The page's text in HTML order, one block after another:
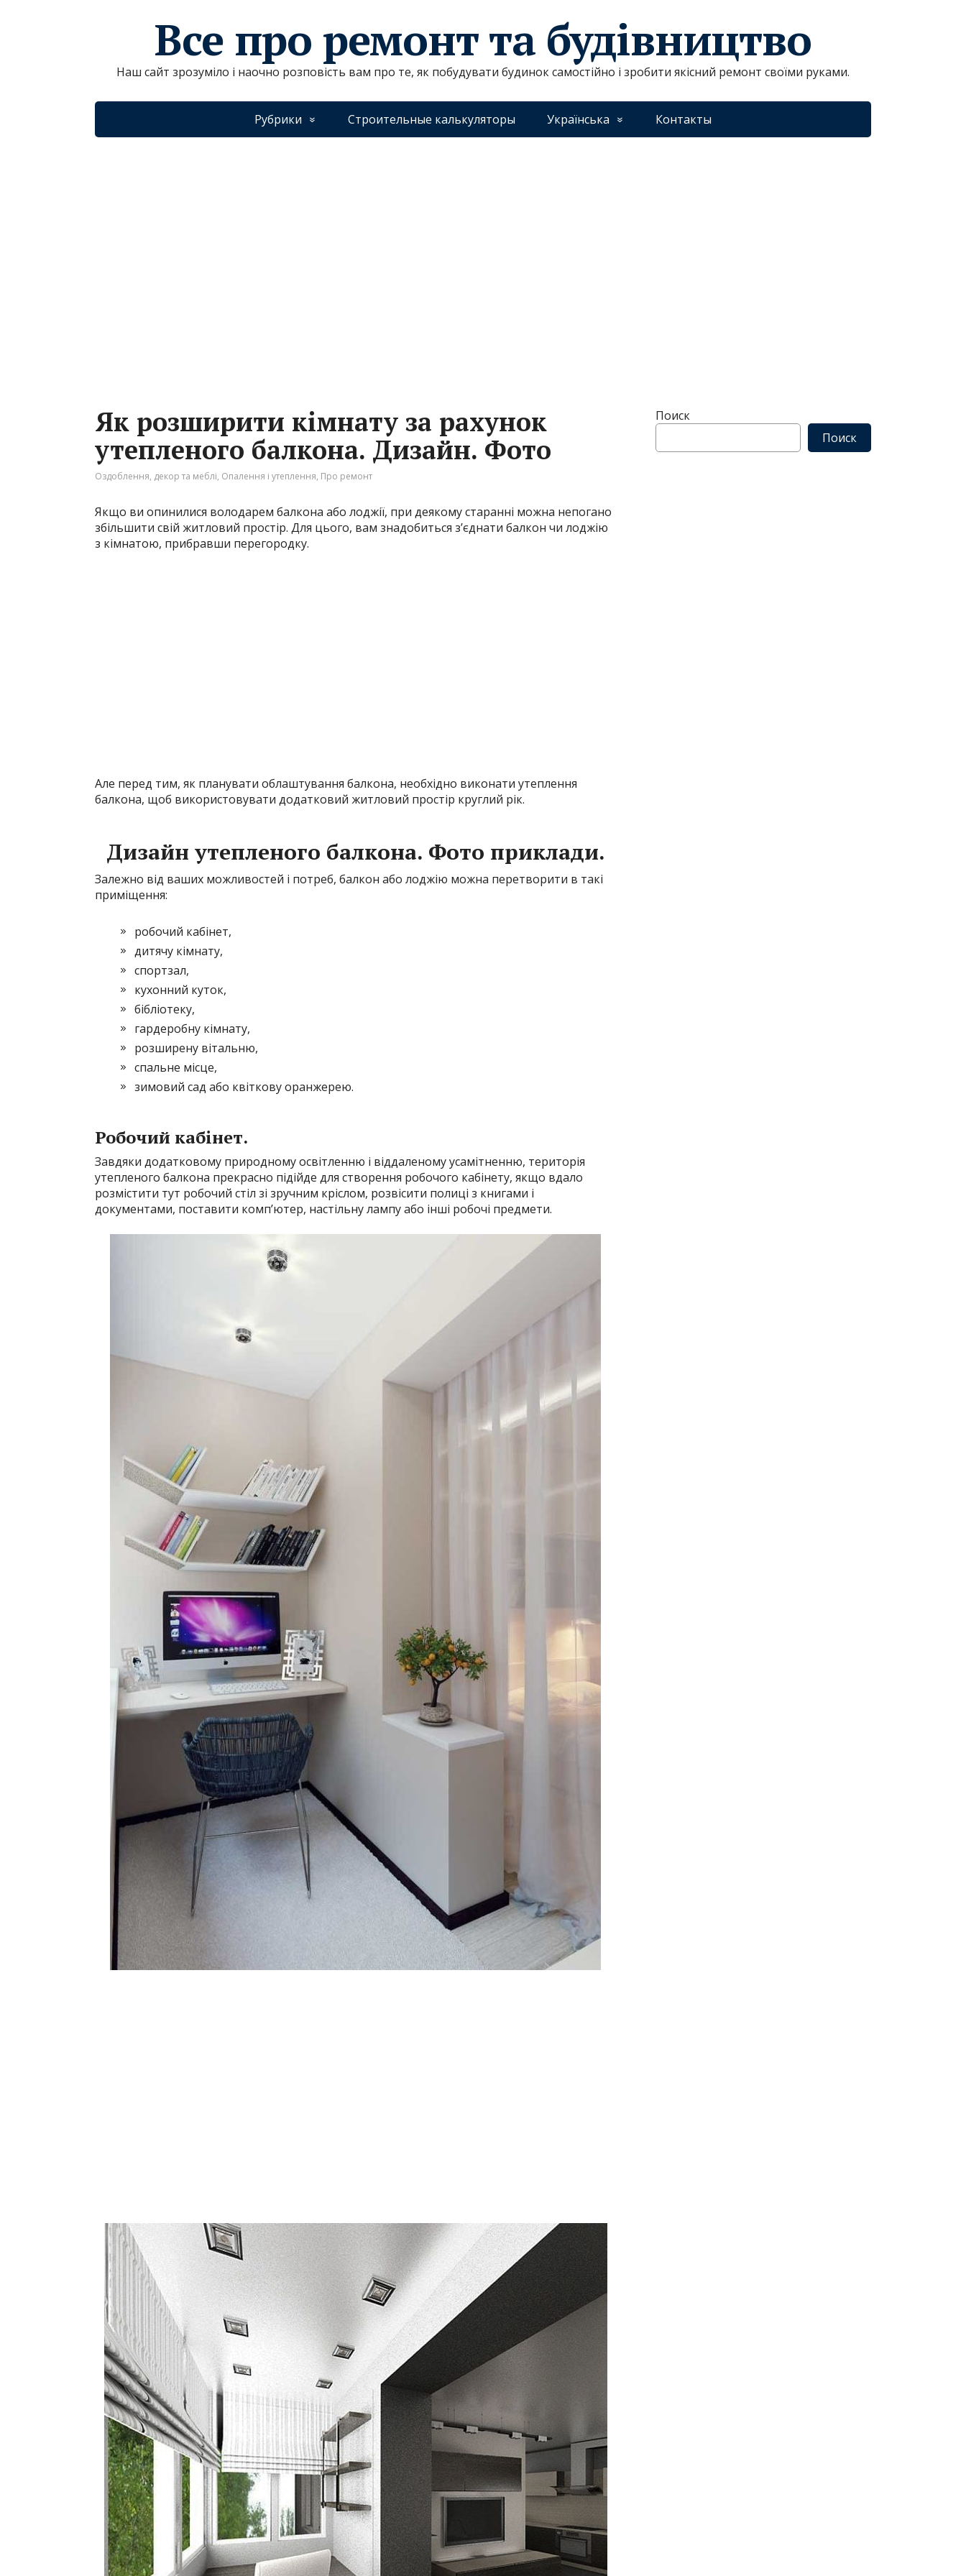
Все про ремонт та будівництво
Наш сайт зрозуміло і наочно розповість вам про те, як побудувати будинок самостійно і зробити якісний ремонт своїми руками.
Рубрики Строительные калькуляторы Українська Контакты
Як розширити кімнату за рахунок
утепленого балкона. Дизайн. Фото
Оздоблення, декор та меблі, Опалення і утеплення, Про ремонт
Якщо ви опинилися володарем балкона або лоджії, при деякому старанні можна непогано
збільшити свій житловий простір. Для цього, вам знадобиться з’єднати балкон чи лоджію
з кімнатою, прибравши перегородку.
Але перед тим, як планувати облаштування балкона, необхідно виконати утеплення
балкона, щоб використовувати додатковий житловий простір круглий рік.
Дизайн утепленого балкона. Фото приклади.
Залежно від ваших можливостей і потреб, балкон або лоджію можна перетворити в такі
приміщення:
робочий кабінет,
дитячу кімнату,
спортзал,
кухонний куток,
бібліотеку,
гардеробну кімнату,
розширену вітальню,
спальне місце,
зимовий сад або квіткову оранжерею.
Робочий кабінет.
Завдяки додатковому природному освітленню і віддаленому усамітненню, територія
утепленого балкона прекрасно підійде для створення робочого кабінету, якщо вдало
розмістити тут робочий стіл зі зручним кріслом, розвісити полиці з книгами і
документами, поставити комп’ютер, настільну лампу або інші робочі предмети.
Поиск
Поиск